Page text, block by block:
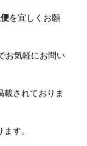
を宜しくお願
お気軽にお問い
されておりま
す。